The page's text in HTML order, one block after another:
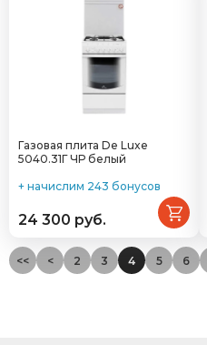
Газовая плита De Luxe
5040.31Г ЧР белый
+ начислим 243 бонусов
24 300 руб.
<< < 2 3 4 5 6